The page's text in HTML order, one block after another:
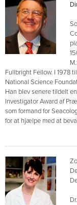
Fullbright Fellow. I 1978
National Science
Han blev senere tildelt
Investigator Award af
som formand for
for at hjælpe med at